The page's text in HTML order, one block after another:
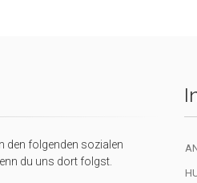
den folgenden sozialen
du uns dort folgst.